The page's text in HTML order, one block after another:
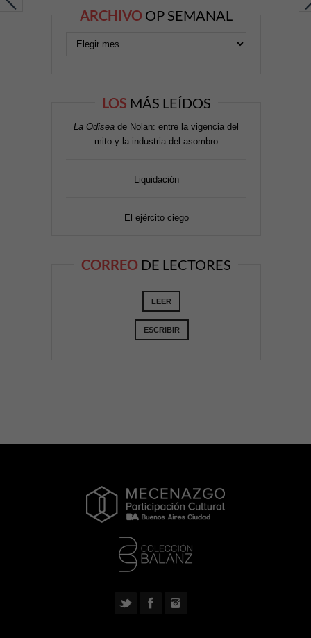
ARCHIVO OP SEMANAL
LOS MÁS LEÍDOS
La Odisea de Nolan: entre la vigencia del
mito y la industria del asombro
Liquidación
El ejército ciego
CORREO DE LECTORES
LEER
ESCRIBIR